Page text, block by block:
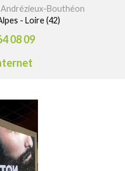
Bouthéon
- Loire (42)
08 09